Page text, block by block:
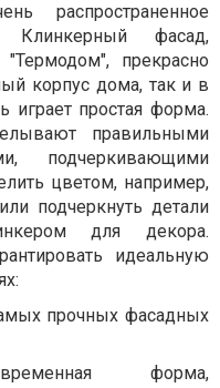
распространенное
Клинкерный фасад,
прекрасно
корпус дома, так и в
простая форма.
правильными
подчеркивающими
цветом, например,
подчеркнуть детали
для декора.
идеальную
прочных фасадных
форма,